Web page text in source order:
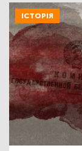
ІСТОРІЯ